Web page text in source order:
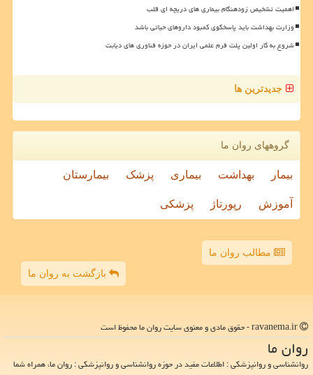
اهمیت تشخیص زودهنگام بیماری های دریچه ای قلب
وزارت بهداشت باید پاسخگوی کمبود داروهای حیاتی باشد
شروع به کار اولین پلت فرم علمی ایران در حوزه فناوری های دیابت
جدیدترین ها
گروههای روان ما
بیمار بهداشت بیماری پزشک بیمارستان
آموزش رپورتاژ پزشکی
مطالب روان ما
بازگشت به روان ما
روان ما
روانشناسی و روانپزشکی : اطلاعات مفید در حوزه روانشناسی و روانپزشکی : روان ما، همراه شما